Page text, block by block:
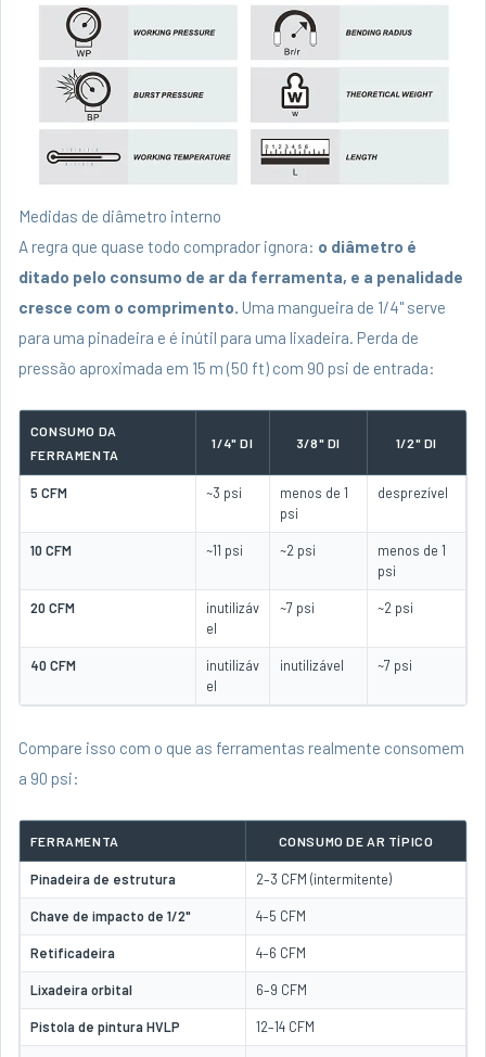
Medidas de diâmetro interno
A regra que quase todo comprador ignora: o diâmetro é
ditado pelo consumo de ar da ferramenta, e a penalidade
cresce com o comprimento. Uma mangueira de 1/4" serve
para uma pinadeira e é inútil para uma lixadeira. Perda de
pressão aproximada em 15 m (50 ft) com 90 psi de entrada:
CONSUMO DA
FERRAMENTA
1/4" DI 3/8" DI 1/2" DI
5 CFM ~3 psi
menos de 1
psi
desprezível
10 CFM ~11 psi ~2 psi
menos de 1
psi
20 CFM
inutilizáv
el
~7 psi ~2 psi
40 CFM
inutilizáv
el
inutilizável ~7 psi
Compare isso com o que as ferramentas realmente consomem
a 90 psi:
FERRAMENTA CONSUMO DE AR TÍPICO
Pinadeira de estrutura 2–3 CFM (intermitente)
Chave de impacto de 1/2" 4–5 CFM
Retificadeira 4–6 CFM
Lixadeira orbital 6–9 CFM
Pistola de pintura HVLP 12–14 CFM